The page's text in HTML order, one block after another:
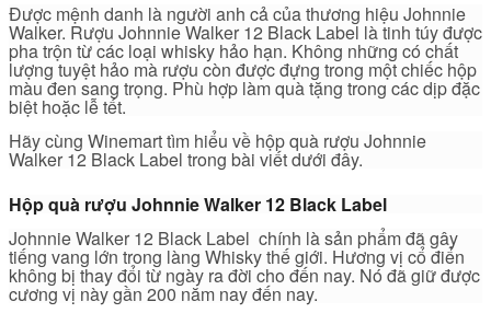
Được mệnh danh là người anh cả của thương hiệu Johnnie
Walker. Rượu Johnnie Walker 12 Black Label là tinh túy được
pha trộn từ các loại whisky hảo hạn. Không những có chất
lượng tuyệt hảo mà rượu còn được đựng trong một chiếc hộp
màu đen sang trọng. Phù hợp làm quà tặng trong các dịp đặc
biệt hoặc lễ tết.
Hãy cùng Winemart tìm hiểu về hộp quà rượu Johnnie
Walker 12 Black Label trong bài viết dưới đây.
Hộp quà rượu Johnnie Walker 12 Black Label
Johnnie Walker 12 Black Label chính là sản phẩm đã gây
tiếng vang lớn trong làng Whisky thế giới. Hương vị cổ điển
không bị thay đổi từ ngày ra đời cho đến nay. Nó đã giữ được
cương vị này gần 200 năm nay đến nay.